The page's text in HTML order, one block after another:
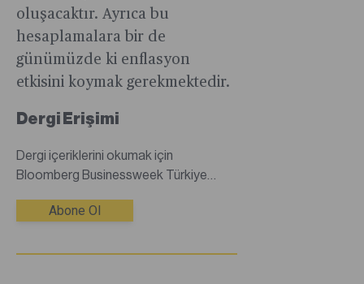
oluşacaktır. Ayrıca bu
hesaplamalara bir de
günümüzde ki enflasyon
etkisini koymak gerekmektedir.
Dergi Erişimi
Dergi içeriklerini okumak için
Bloomberg Businessweek Türkiye
gerekmektedir.Abone değilseniz
içeriklerine sınırsız erişim
Abone Ol